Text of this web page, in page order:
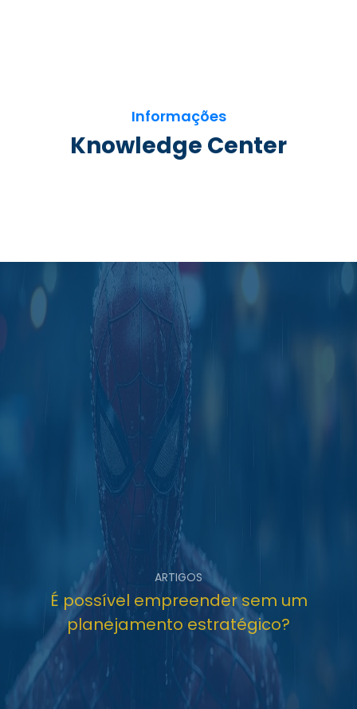
Informações
Knowledge Center
ARTIGOS
É possível empreender sem um
planejamento estratégico?